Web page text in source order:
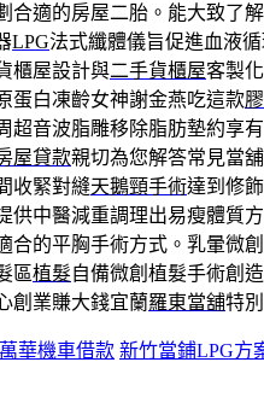
合適的房屋二胎。能大致了
LPG法式纖體儀旨促進血液
櫃屋設計與二手貨櫃屋客製
蛋白凍齡女神謝金燕吃這款
超音波脂雕移除脂肪墊約享
屋貸款親切為您解答常見當
收緊對縫天鵝頸手術達到修
供中醫減重調理出易瘦體質
合的平胸手術方式。乳暈微
區植髮自備微創植髮手術創
創業賺大錢宜蘭羅東當舖特
華機車借款 新竹當鋪LPG方